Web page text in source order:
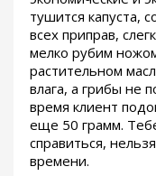
тушится капуста,
всех приправ,
мелко рубим
растительном
влага, а грибы не
время клиент
еще 50 грамм.
справиться,
времени.